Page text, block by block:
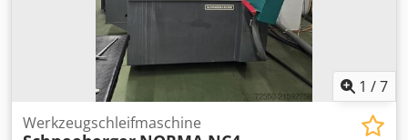
1 /7
Werkzeugschleifmaschine